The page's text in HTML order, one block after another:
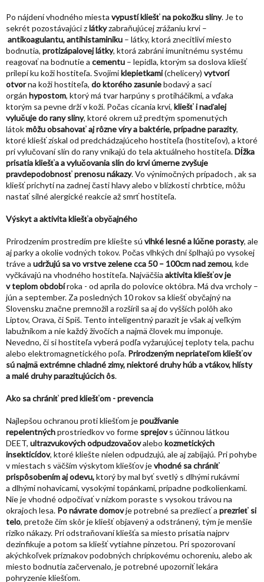
Po nájdení vhodného miesta vypustí kliešť na pokožku sliny. Je to
sekrét pozostávajúci zlátkyzabraňujúcej zrážaniu krvi –
antikoagulantu, antihistaminiku – látky, ktorá znecitliví miesto
bodnutia, protizápalovej látky, ktorá zabráni imunitnému systému
reagovať na bodnutie a cementu – lepidla, ktorým sa doslova kliešť
prilepí ku koži hostiteľa. Svojimiklepietkami(chelicery) vytvorí
otvorna koži hostiteľa, do ktorého zasuniebodavý a sací
orgán hypostom, ktorý má tvar harpúny s protiháčikmi, a vďaka
ktorým sa pevne drží v koži. Počas cicania krvi, kliešť i naďalej
vylučuje do rany sliny, ktoré okrem už predtým spomenutých
látokmôžu obsahovať aj rôzne víry a baktérie, prípadne parazity,
ktoré kliešť získal od predchádzajúceho hostiteľa (hostiteľov), a ktoré
pri vylučovaní slín do rany vnikajú do tela aktuálneho hostiteľa.Dĺžka
prisatia kliešťa a vylučovania slín do krvi úmerne zvyšuje
pravdepodobnosť prenosu nákazy. Vo výnimočných prípadoch , ak sa
kliešť prichytí na zadnej časti hlavy alebo v blízkosti chrbtice, môžu
nastať silné alergické reakcie až smrť hostiteľa.
Výskyt a aktivita kliešťa obyčajného
Prirodzením prostredím pre kliešte sú vlhké lesné a lúčne porasty, ale
aj parky a okolie vodných tokov. Počas vlhkých dní šplhajú po vysokej
tráve a udržujú sa vo vrstve zelene cca 50 – 100cm nad zemou, kde
vyčkávajú na vhodného hostiteľa. Najväčšia aktivita kliešťov je
v teplom obdobíroka - od apríla do polovice októbra. Má dva vrcholy –
jún a september. Za posledných 10 rokov sa kliešť obyčajný na
Slovensku značne premnožil a rozšíril sa aj do vyšších polôh ako
Liptov, Orava, či Spiš. Tento inteligentný parazit je však aj veľkým
labužníkom a nie každý živočích a najmä človek mu imponuje.
Nevedno, či si hostiteľa vyberá podľa vyžarujúcej teploty tela, pachu
alebo elektromagnetického poľa. Prirodzeným nepriateľom kliešťov
sú najmä extrémne chladné zimy, niektoré druhy húb a vtákov, hlísty
a malé druhy parazitujúcich ôs.
Ako sa chrániť pred kliešťom - prevencia
Najlepšou ochranou proti kliešťom jepoužívanie
repelentnýchprostriedkov vo forme sprejovs účinnou látkou
DEET, ultrazvukových odpudzovačovalebo kozmetických
insekticídov, ktoré kliešte nielen odpudzujú, ale aj zabíjajú. Pri pohybe
v miestach s väčším výskytom kliešťov jevhodné sa chrániť
prispôsobením aj odevu,ktorý by mal byť svetlý s dlhými rukávmi
a dlhými nohavicami, vysokými topánkami, prípadne podkolienkami.
Nie je vhodné odpočívať v nízkom poraste s vysokou trávou na
okrajoch lesa. Po návrate domovje potrebné sa prezliecť a prezrieť si
telo, pretože čím skôr je kliešť objavený a odstránený, tým je menšie
riziko nákazy. Pri odstraňovaní kliešťa sa miesto prisatia najprv
dezinfikuje a potom sa kliešť vytiahne pinzetou. Pri spozorovaní
akýchkoľvek príznakov podobných chrípkovému ochoreniu, alebo ak
miesto bodnutia začervenalo, je potrebné upozorniť lekára
pohryzenie kliešťom.